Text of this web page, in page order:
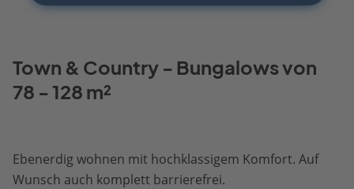
Town & Country - Bungalows von
78 - 128 m²
Ebenerdig wohnen mit hochklassigem Komfort. Auf
Wunsch auch komplett barrierefrei.